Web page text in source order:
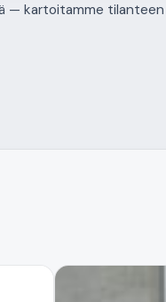
— kartoitamme